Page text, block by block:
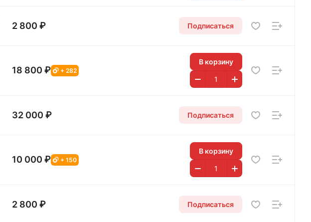
2 800 ₽ Подписаться
18 800 ₽ + 282
В корзину
32 000 ₽ Подписаться
10 000 ₽ + 150
В корзину
2 800 ₽ Подписаться